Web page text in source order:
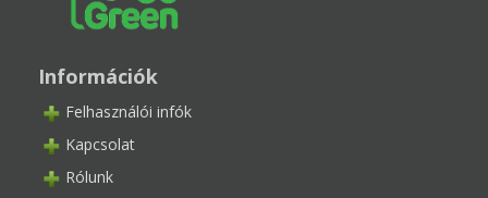
Információk
Felhasználói infók
Kapcsolat
Rólunk